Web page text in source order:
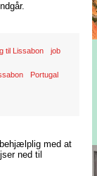
til Lissabon job
Portugal
med at
ned til